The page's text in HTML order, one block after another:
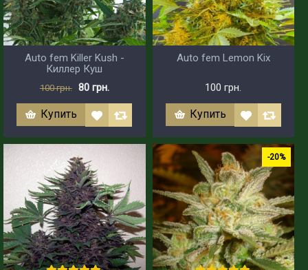
Auto fem Killer Kush -
Киллер Куш
100 грн. 80 грн.
Купить
Auto fem Lemon Kix
100 грн.
Купить
-20%